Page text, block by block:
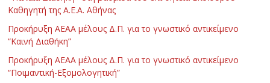
Καθηγητή της Α.Ε.Α. Αθήνας
Προκήρυξη ΑΕΑΑ μέλους Δ.Π. για το γνωστικό αντικείμενο
“Καινή Διαθήκη”
Προκήρυξη ΑΕΑΑ μέλους Δ.Π. για το γνωστικό αντικείμενο
“Ποιμαντική-Εξομολογητική”